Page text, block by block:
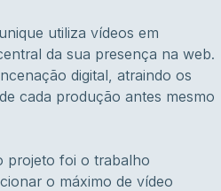
utiliza vídeos em
da sua presença na web.
digital, atraindo os
cada produção antes mesmo
projeto foi o trabalho
o máximo de vídeo